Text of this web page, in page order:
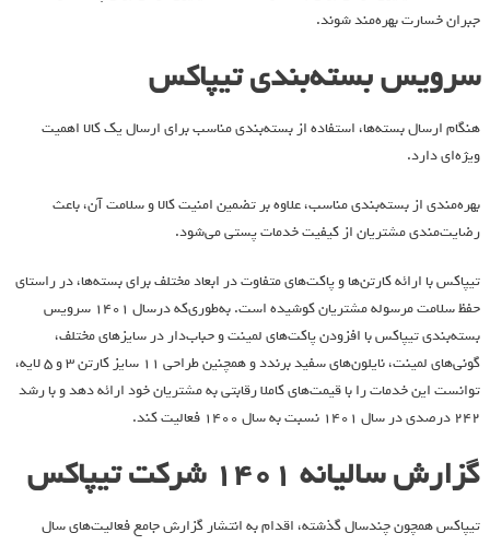
جبران خسارت بهره‌مند شوند.
سرویس بسته‌بندی تیپاکس
هنگام ارسال بسته‌ها، استفاده از بسته‌بندی مناسب برای ارسال یک کالا اهمیت
ویژه‌ای دارد.
بهره‌مندی از بسته‌بندی مناسب، علاوه بر تضمین امنیت کالا و سلامت آن، باعث
رضایت‌مندی مشتریان از کیفیت خدمات پستی می‌شود.
تیپاکس با ارائه کارتن‌ها و پاکت‌های متفاوت در ابعاد مختلف برای بسته‌ها، در راستای
حفظ سلامت مرسوله مشتریان کوشیده است. به‌طوری‌که درسال 1401 سرویس
بسته‌بندی تیپاکس با افزودن پاکت‌های لمینت و حباب‌دار در سایزهای مختلف،
گونی‌های لمینت، نایلون‌های سفید برندد و همچنین طراحی 11 سایز کارتن 3 و 5 لایه،
توانست این خدمات را با قیمت‌های کاملا رقابتی به مشتریان خود ارائه دهد و با رشد
242 درصدی در سال 1401 نسبت به سال 1400 فعالیت کند.
گزارش سالیانه 1401 شرکت تیپاکس
تیپاکس همچون چندسال گذشته، اقدام به انتشار گزارش جامع فعالیت‌های سال